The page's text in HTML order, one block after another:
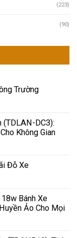
(223)
(90)
Trường
DC3):
Không Gian
Đỗ Xe
Bánh Xe
Ảo Cho Mọi